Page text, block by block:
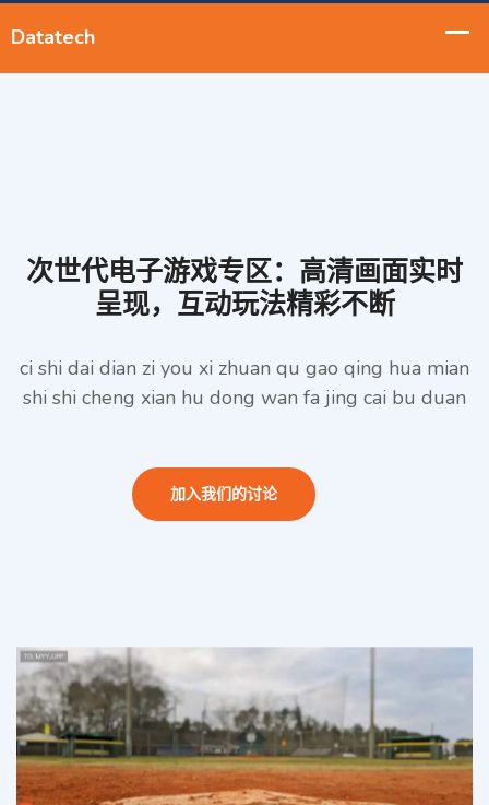
次世代电子游戏专区：高清画面实时
呈现，互动玩法精彩不断
ci shi dai dian zi you xi zhuan qu gao qing hua mian
shi shi cheng xian hu dong wan fa jing cai bu duan
加入我们的讨论